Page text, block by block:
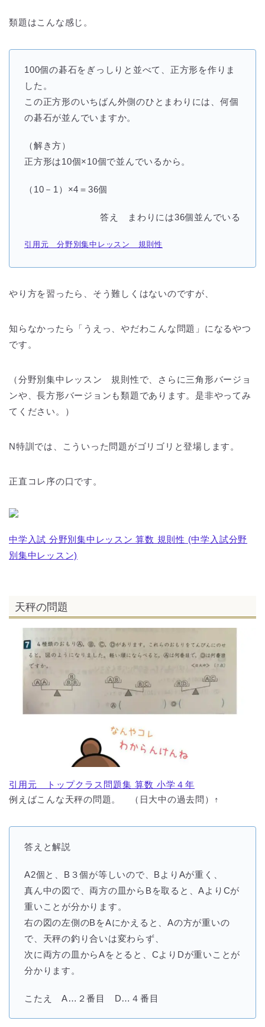
類題はこんな感じ。
100個の碁石をぎっしりと並べて、正方形を作りま
した。
この正方形のいちばん外側のひとまわりには、何個
の碁石が並んでいますか。
（解き方）
正方形は10個×10個で並んでいるから。
（10－1）×4＝36個
答え まわりには36個並んでいる
引用元 分野別集中レッスン 規則性
やり方を習ったら、そう難しくはないのですが、
知らなかったら「うえっ、やだわこんな問題」になるやつ
です。
（分野別集中レッスン 規則性で、さらに三角形バージョ
ンや、長方形バージョンも類題であります。是非やってみ
てください。）
N特訓では、こういった問題がゴリゴリと登場します。
正直コレ序の口です。
中学入試 分野別集中レッスン 算数 規則性 (中学入試分野
別集中レッスン)
天秤の問題
引用元 トップクラス問題集 算数 小学４年
例えばこんな天秤の問題。 （日大中の過去問）↑
答えと解説
A2個と、B３個が等しいので、BよりAが重く、
真ん中の図で、両方の皿からBを取ると、AよりCが
重いことが分かります。
右の図の左側のBをAにかえると、Aの方が重いの
で、天秤の釣り合いは変わらず、
次に両方の皿からAをとると、CよりDが重いことが
分かります。
こたえ A…２番目 D…４番目